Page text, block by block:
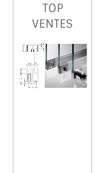
TOP
VENTES